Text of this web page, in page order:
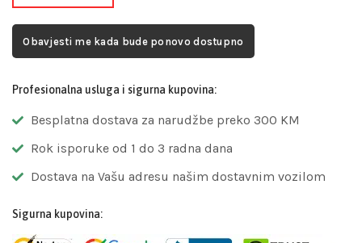
Obavjesti me kada bude ponovo dostupno
Profesionalna usluga i sigurna kupovina:
Besplatna dostava za narudžbe preko 300 KM
Rok isporuke od 1 do 3 radna dana
Dostava na Vašu adresu našim dostavnim vozilom
Sigurna kupovina: